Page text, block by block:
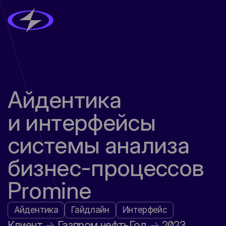
Айдентика
и интерфейсы
системы анализа
бизнес-процессов
Promine
Айдентика Гайдлайн Интерфейс